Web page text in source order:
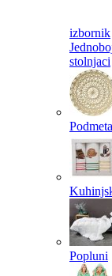
izbornik
stolnjaci
Popluni